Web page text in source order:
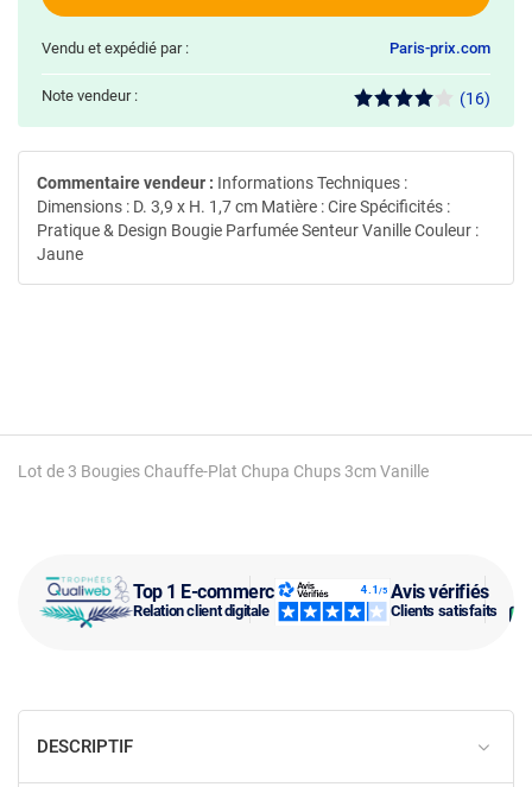
Top 1 E-commerce
Relation client digitale
Avis vérifiés
Clients satisfaits
Lot de 3 Bougies Chauffe-Plat Chupa Chups 3cm Vanille
Vendu et expédié par : Paris-prix.com
Note vendeur : (16)
Commentaire vendeur : Informations Techniques :
Dimensions : D. 3,9 x H. 1,7 cm Matière : Cire Spécificités :
Pratique & Design Bougie Parfumée Senteur Vanille Couleur :
Jaune
DESCRIPTIF